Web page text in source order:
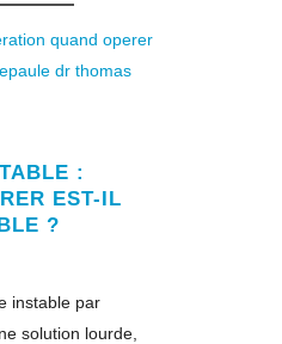
:
EST-IL
?
instable par
solution lourde,